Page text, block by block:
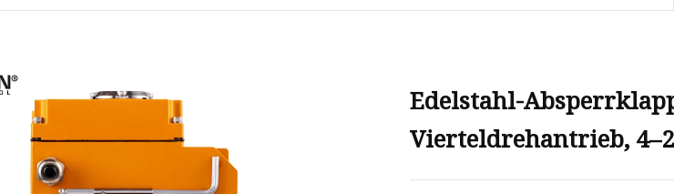
Kryo-Regelventil
Mikro-Durchflussregelventil
Käfiggeführtes Regelventil
Edelstahl-
Vierteldrehantrieb,